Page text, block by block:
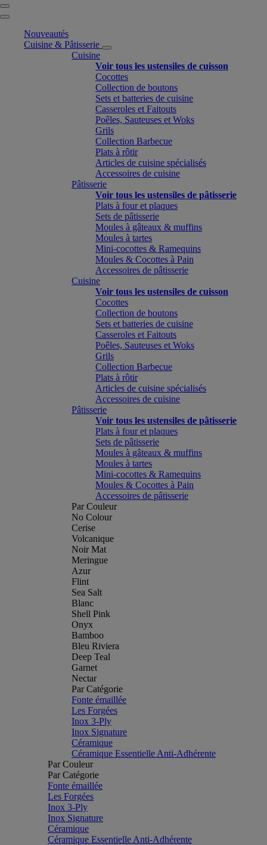
Nouveautés
Cuisine & Pâtisserie
Cuisine
Voir tous les ustensiles de cuisson
Cocottes
Collection de boutons
Sets et batteries de cuisine
Casseroles et Faitouts
Poêles, Sauteuses et Woks
Grils
Collection Barbecue
Plats à rôtir
Articles de cuisine spécialisés
Accessoires de cuisine
Pâtisserie
Voir tous les ustensiles de pâtisserie
Plats à four et plaques
Sets de pâtisserie
Moules à gâteaux & muffins
Moules à tartes
Mini-cocottes & Ramequins
Moules & Cocottes à Pain
Accessoires de pâtisserie
Cuisine
Voir tous les ustensiles de cuisson
Cocottes
Collection de boutons
Sets et batteries de cuisine
Casseroles et Faitouts
Poêles, Sauteuses et Woks
Grils
Collection Barbecue
Plats à rôtir
Articles de cuisine spécialisés
Accessoires de cuisine
Pâtisserie
Voir tous les ustensiles de pâtisserie
Plats à four et plaques
Sets de pâtisserie
Moules à gâteaux & muffins
Moules à tartes
Mini-cocottes & Ramequins
Moules & Cocottes à Pain
Accessoires de pâtisserie
Par Couleur
No Colour
Cerise
Volcanique
Noir Mat
Meringue
Azur
Flint
Sea Salt
Blanc
Shell Pink
Onyx
Bamboo
Bleu Riviera
Deep Teal
Garnet
Nectar
Par Catégorie
Fonte émaillée
Les Forgées
Inox 3-Ply
Inox Signature
Céramique
Céramique Essentielle Anti-Adhérente
Par Couleur
Par Catégorie
Fonte émaillée
Les Forgées
Inox 3-Ply
Inox Signature
Céramique
Céramique Essentielle Anti-Adhérente